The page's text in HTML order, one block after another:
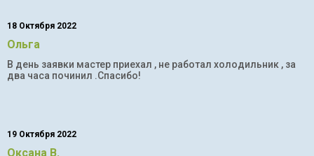
18 Октября 2022
Ольга
В день заявки мастер приехал , не работал холодильник , за
два часа починил .Спасибо!
19 Октября 2022
Оксана В.